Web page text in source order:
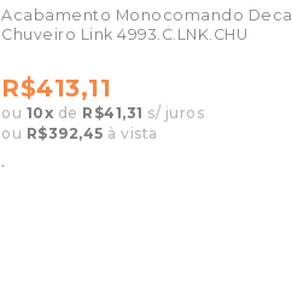
Acabamento Monocomando Deca
Chuveiro Link 4993.C.LNK.CHU
R$413,11
ou 10x de R$41,31 s/ juros
ou R$392,45 à vista
.